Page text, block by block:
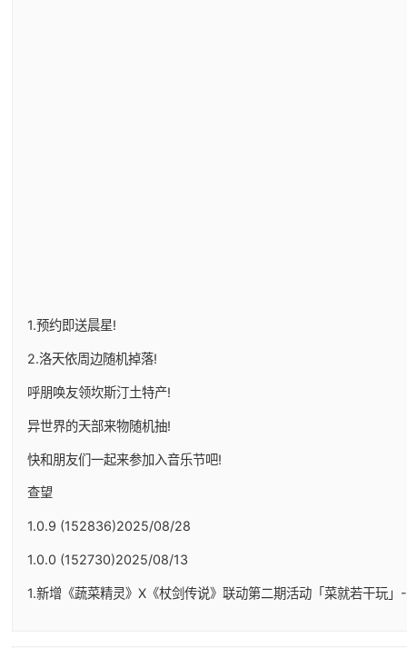
1.预约即送晨星!
2.洛天依周边随机掉落!
呼朋唤友领坎斯汀土特产!
异世界的天部来物随机抽!
快和朋友们一起来参加入音乐节吧!
查望
1.0.9 (152836)2025/08/28
1.0.0 (152730)2025/08/13
1.新增《蔬菜精灵》X《杖剑传说》联动第二期活动「菜就若干玩